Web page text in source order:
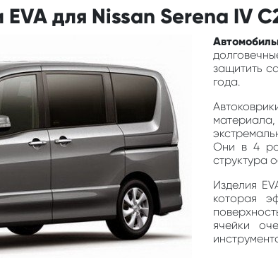
для Nissan Serena IV
защитить
года.
Они в 4
структура
Изделия
которая
ячейки